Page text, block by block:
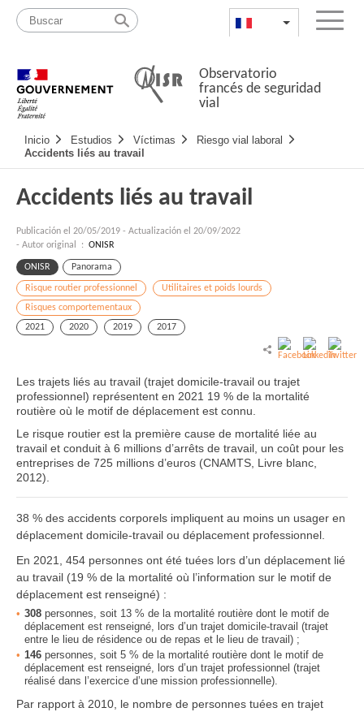
Pasar
contenido
Mapa
web
List additional
Menu
Observatorio
francés de seguridad
vial
Navigation
principale
Inicio Estudios Víctimas
Riesgo vial laboral
Accidents liés au travail
Accidents liés au travail
Publicación el 20/05/2019 - Actualización el 20/09/2022
- Autor original : ONISR
ONISR Panorama
Risque routier professionnel
Utilitaires et poids lourds
Risques comportementaux
2021
2020 2019 2017
Les trajets liés au travail (trajet domicile-travail ou trajet
professionnel) représentent en 2021 19 % de la mortalité
routière où le motif de déplacement est connu.
Le risque routier est la première cause de mortalité liée au
travail et conduit à 6 millions d’arrêts de travail, un coût pour les
entreprises de 725 millions d’euros (CNAMTS, Livre blanc,
2012).
38 % des accidents corporels impliquent au moins un usager en
déplacement domicile-travail ou déplacement professionnel.
En 2021, 454 personnes ont été tuées lors d’un déplacement lié
au travail (19 % de la mortalité où l’information sur le motif de
déplacement est renseigné) :
308 personnes, soit 13 % de la mortalité routière dont le motif de
déplacement est renseigné, lors d’un trajet domicile-travail (trajet
entre le lieu de résidence ou de repas et le lieu de travail) ;
146 personnes, soit 5 % de la mortalité routière dont le motif de
déplacement est renseigné, lors d’un trajet professionnel (trajet
réalisé dans l’exercice d’une mission professionnelle).
Par rapport à 2010, le nombre de personnes tuées en trajet